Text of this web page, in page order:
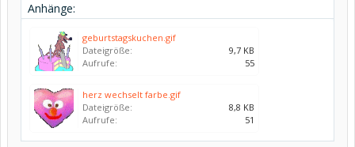
Anhänge:
geburtstagskuchen.gif
Dateigröße:
9,7 KB
Aufrufe:
55
herz wechselt farbe.gif
Dateigröße:
8,8 KB
Aufrufe:
51